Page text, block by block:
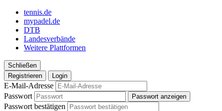
tennis.de
mypadel.de
DTB
Landesverbände
Weitere Plattformen
Schließen
Registrieren
Login
E-Mail-Adresse
Passwort
Passwort anzeigen
Passwort bestätigen